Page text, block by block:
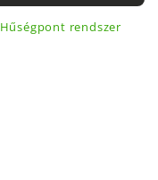
Hűségpont rendszer